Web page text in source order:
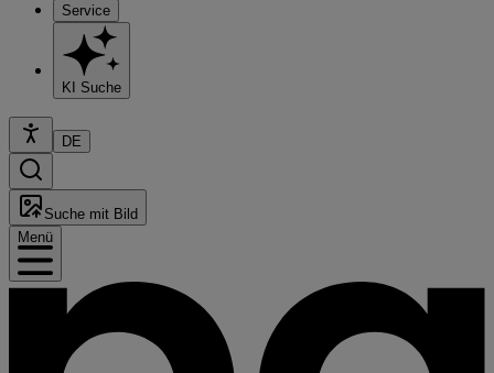
Service
KI Suche
DE
Suche mit Bild
Menü